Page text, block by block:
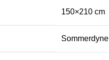
150×210 cm
Sommerdyne